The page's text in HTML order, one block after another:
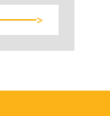
>